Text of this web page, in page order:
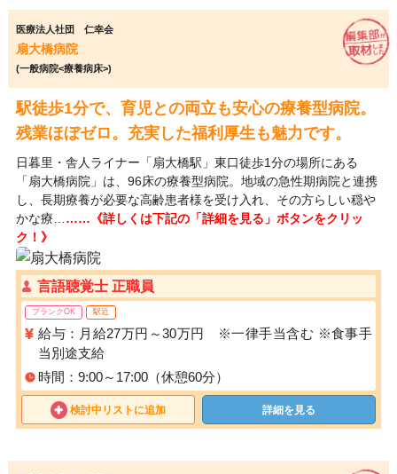
医療法人社団 仁幸会
扇大橋病院
(一般病院<療養病床>)
駅徒歩1分で、育児との両立も安心の療養型病院。
残業ほぼゼロ。充実した福利厚生も魅力です。
日暮里・舎人ライナー「扇大橋駅」東口徒歩1分の場所にある
「扇大橋病院」は、96床の療養型病院。地域の急性期病院と連携
し、長期療養が必要な高齢患者様を受け入れ、その方らしい穏や
かな療… ……《詳しくは下記の「詳細を見る」ボタンをクリッ
ク！》
言語聴覚士 正職員
ブランクOK 駅近
給与：月給27万円～30万円 ※一律手当含む ※食事手
当別途支給
時間：9:00～17:00（休憩60分）
検討中リストに追加 詳細を見る